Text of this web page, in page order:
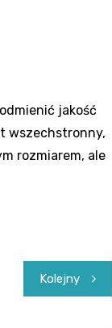
jakość
wszechstronny,
rozmiarem, ale
Kolejny